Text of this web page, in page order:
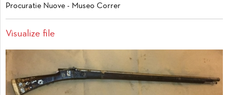
Procuratie Nuove - Museo Correr
Visualize file